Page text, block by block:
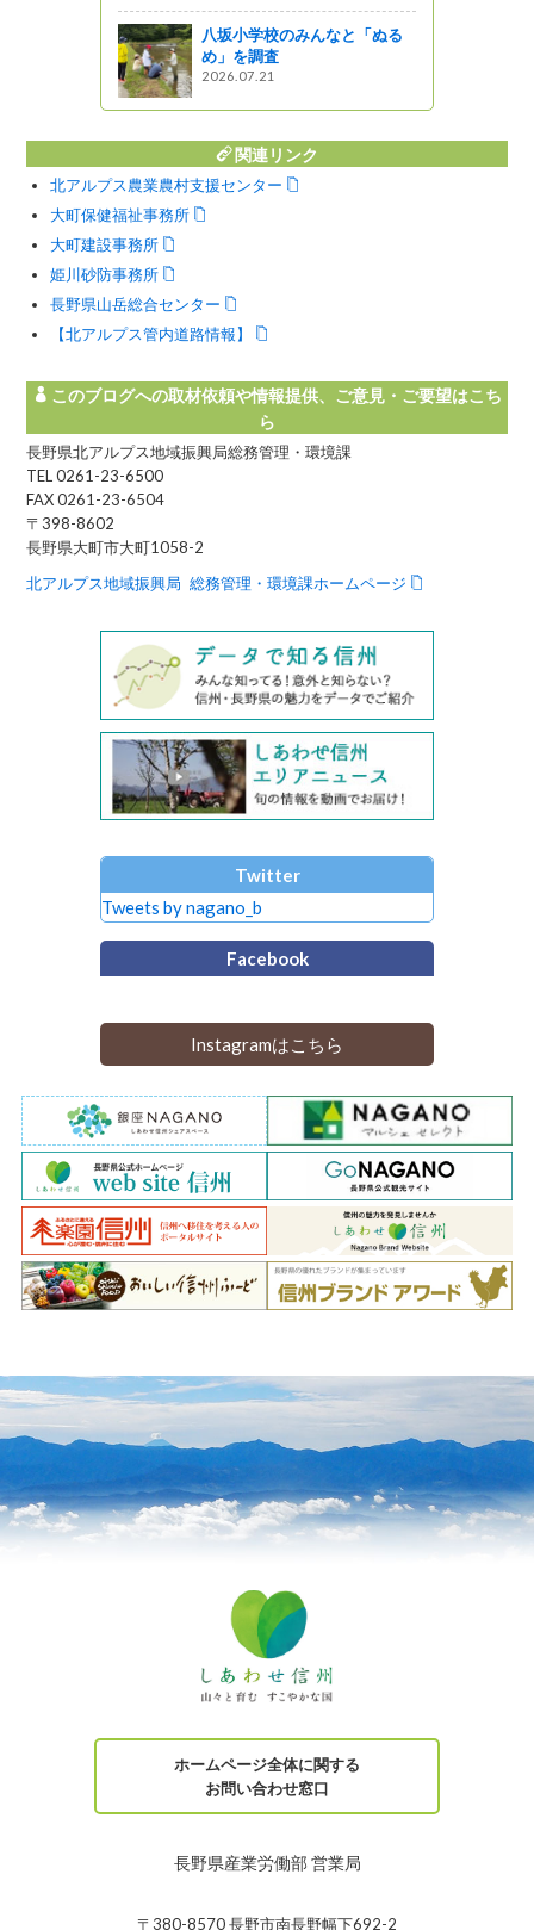
八坂小学校のみんなと「ぬる
め」を調査
2026.07.21
関連リンク
北アルプス農業農村支援センター
大町保健福祉事務所
大町建設事務所
姫川砂防事務所
長野県山岳総合センター
【北アルプス管内道路情報】
このブログへの取材依頼や情報提供、ご意見・ご要望はこち
ら
長野県北アルプス地域振興局総務管理・環境課
TEL 0261-23-6500
FAX 0261-23-6504
〒398-8602
長野県大町市大町1058-2
北アルプス地域振興局 総務管理・環境課ホームページ
Twitter
Tweets by nagano_b
Facebook
Instagramはこちら
ホームページ全体に関する
お問い合わせ窓口
長野県産業労働部 営業局
〒380-8570 長野市南長野幅下692-2